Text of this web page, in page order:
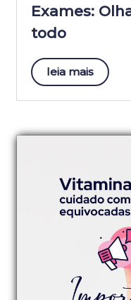
Exames:
todo
leia mais